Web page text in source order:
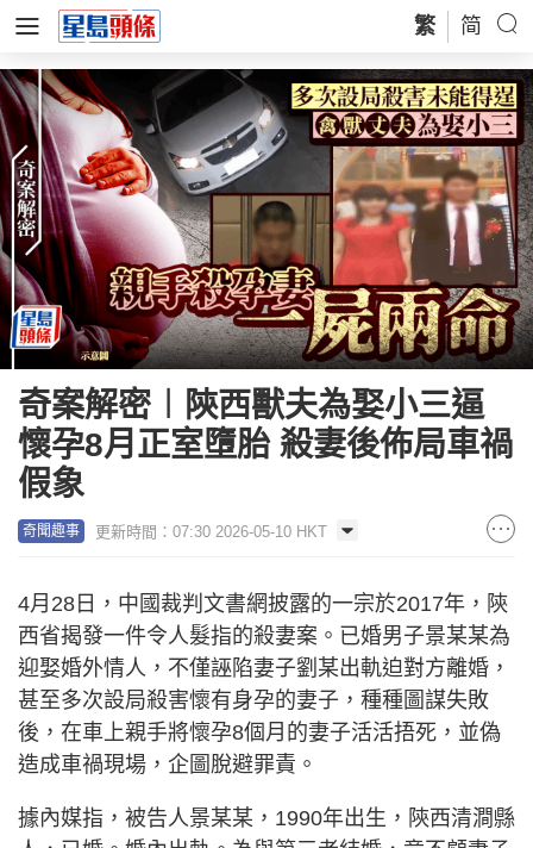
繁 简
奇案解密︱陝西獸夫為娶小三逼
懷孕8月正室墮胎 殺妻後佈局車禍
假象
奇聞趣事 更新時間：07:30 2026-05-10 HKT
4月28日，中國裁判文書網披露的一宗於2017年，陝
西省揭發一件令人髮指的殺妻案。已婚男子景某某為
迎娶婚外情人，不僅誣陷妻子劉某出軌迫對方離婚，
甚至多次設局殺害懷有身孕的妻子，種種圖謀失敗
後，在車上親手將懷孕8個月的妻子活活捂死，並偽
造成車禍現場，企圖脫避罪責。
據內媒指，被告人景某某，1990年出生，陝西清澗縣